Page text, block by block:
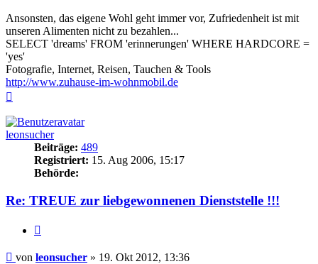
Ansonsten, das eigene Wohl geht immer vor, Zufriedenheit ist mit
unseren Alimenten nicht zu bezahlen...
SELECT 'dreams' FROM 'erinnerungen' WHERE HARDCORE =
'yes'
Fotografie, Internet, Reisen, Tauchen & Tools
http://www.zuhause-im-wohnmobil.de
leonsucher
Beiträge: 489
Registriert: 15. Aug 2006, 15:17
Behörde:
Re: TREUE zur liebgewonnenen Dienststelle !!!
Beitrag
von leonsucher » 19. Okt 2012, 13:36